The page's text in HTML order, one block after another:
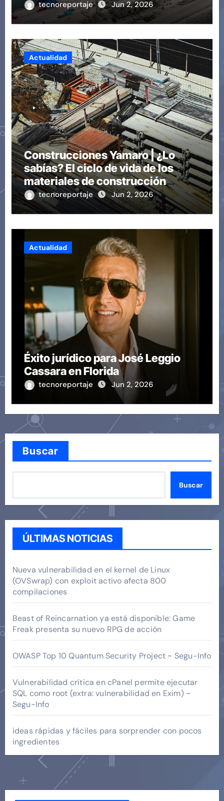
tecnoreportaje Jun 2, 2026
Actualidad
Construcciones Yamaro | ¿Lo
sabías? El ciclo de vida de los
materiales de construcción
revoluciona eficiencia en
proyectos modernos
tecnoreportaje Jun 2, 2026
Actualidad
Éxito jurídico para José Leggio
Cassara en Florida
tecnoreportaje Jun 2, 2026
Buscar
Buscar
ÚLTIMAS NOTICIAS
Nueva vulnerabilidad en el kernel de Linux
(OVSwrap) con exploit activo afecta 800
compilaciones
Beast of Reincarnation ya está disponible: Game
Freak presenta su nuevo RPG de acción
OWASP Top 10 Quantum Security Project ~ Segu-Info
Vulnerabilidad crítica en cPanel permite ejecutar
SQL como root (extra: vulnerabilidad en Exim) ~
Segu-Info
ideas rápidas y fáciles para sorprender con pocos
ingredientes